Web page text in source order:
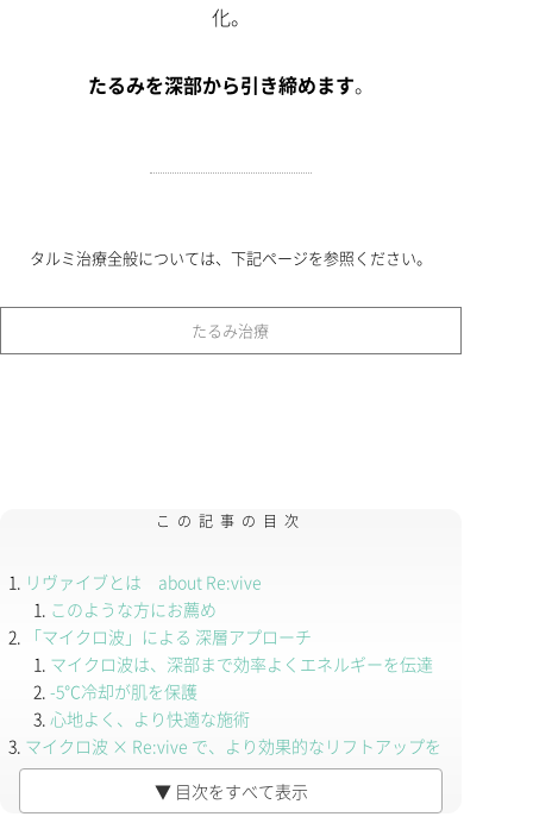
化。
たるみを深部から引き締めます。
タルミ治療全般については、下記ページを参照ください。
たるみ治療
この記事の目次
リヴァイブとは about Re:vive
このような方にお薦め
「マイクロ波」による 深層アプローチ
マイクロ波は、深部まで効率よくエネルギーを伝達
-5℃冷却が肌を保護
心地よく、より快適な施術
マイクロ波 × Re:vive で、より効果的なリフトアップを
料金表
目元のシワ・タルミには「Ifine」
▼ 目次をすべて表示